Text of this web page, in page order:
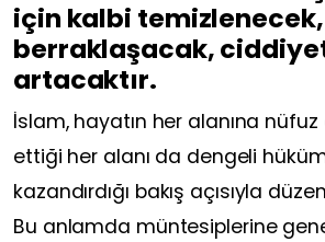
için kalbi temizlenecek,
berraklaşacak,
artacaktır.
İslam, hayatın her alanına
ettiği her alanı da dengeli
kazandırdığı bakış açısıyla
Bu anlamda müntesiplerine